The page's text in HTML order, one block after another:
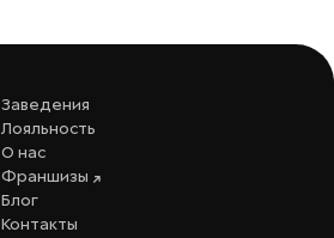
Заведения
Лояльность
О нас
Франшизы
Блог
Контакты